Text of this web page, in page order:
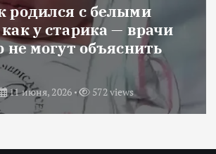
родился с белыми
у старика — врачи
не могут объяснить
11 июня, 2026 572 views